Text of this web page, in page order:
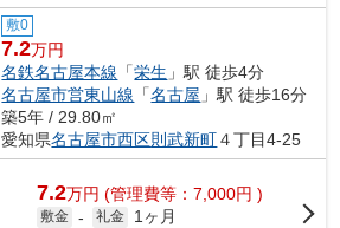
敷0
7.2万円
名鉄名古屋本線 「栄生 」駅 徒歩4分
名古屋市営東山線 「名古屋 」駅 徒歩16分
築5年 / 29.80㎡
愛知県名古屋市西区則武新町４丁目4-25
7.2万円 (管理費等：7,000円 )
敷金 - 礼金
1ヶ月